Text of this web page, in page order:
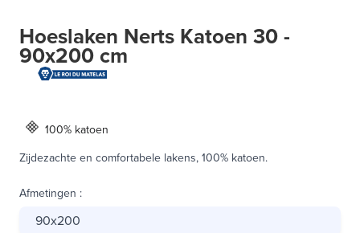
Hoeslaken Nerts Katoen 30 -
90x200 cm
100% katoen
Zijdezachte en comfortabele lakens, 100% katoen.
Afmetingen :
90x200